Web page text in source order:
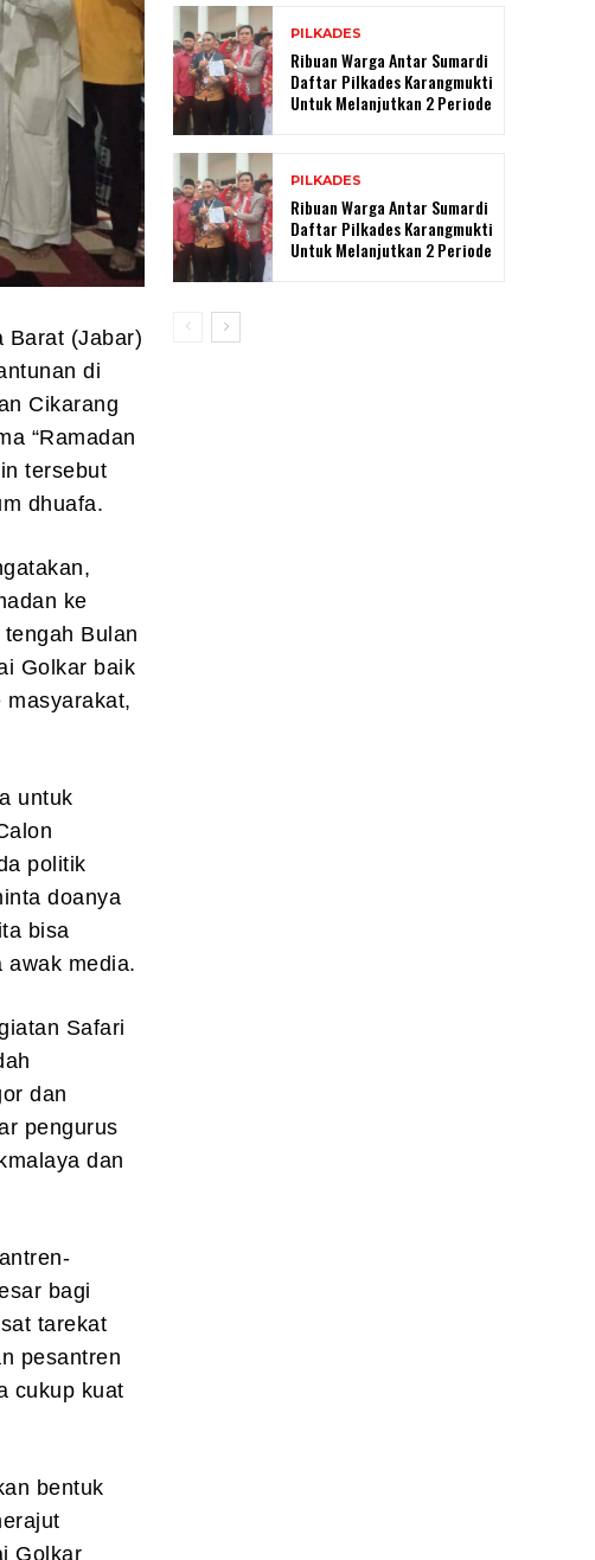
Barat (Jabar)
di
Cikarang
“Ramadan
tersebut
dhuafa.
ke
Bulan
Golkar baik
untuk
politik
doanya
bisa
awak media.
Safari
dan
pengurus
dan
bagi
tarekat
pesantren
cukup kuat
bentuk
Golkar
PILKADES
Ribuan Warga Antar Sumardi
Daftar Pilkades Karangmukti
Untuk Melanjutkan 2 Periode
PILKADES
Ribuan Warga Antar Sumardi
Daftar Pilkades Karangmukti
Untuk Melanjutkan 2 Periode